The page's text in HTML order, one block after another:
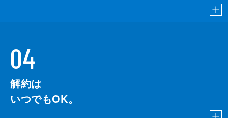
04
解約は
いつでもOK。